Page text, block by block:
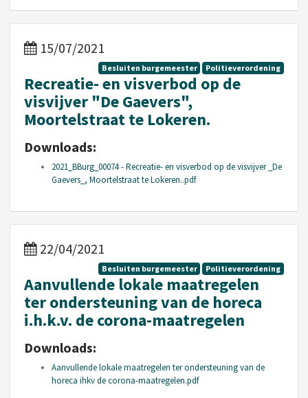
15/07/2021
Besluiten burgemeester Politieverordening
Recreatie- en visverbod op de
visvijver "De Gaevers",
Moortelstraat te Lokeren.
Downloads:
2021_BBurg_00074 - Recreatie- en visverbod op de visvijver _De
Gaevers_, Moortelstraat te Lokeren..pdf
22/04/2021
Besluiten burgemeester Politieverordening
Aanvullende lokale maatregelen
ter ondersteuning van de horeca
i.h.k.v. de corona-maatregelen
Downloads:
Aanvullende lokale maatregelen ter ondersteuning van de
horeca ihkv de corona-maatregelen.pdf